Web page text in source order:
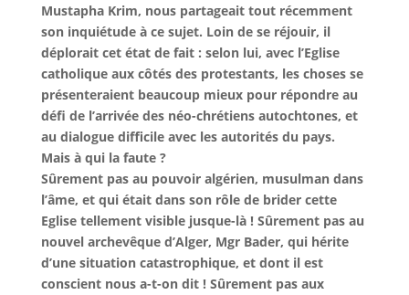
Mustapha Krim, nous partageait tout récemment
son inquiétude à ce sujet. Loin de se réjouir, il
déplorait cet état de fait : selon lui, avec l’Eglise
catholique aux côtés des protestants, les choses se
présenteraient beaucoup mieux pour répondre au
défi de l’arrivée des néo-chrétiens autochtones, et
au dialogue difficile avec les autorités du pays.
Mais à qui la faute ?
Sûrement pas au pouvoir algérien, musulman dans
l’âme, et qui était dans son rôle de brider cette
Eglise tellement visible jusque-là ! Sûrement pas au
nouvel archevêque d’Alger, Mgr Bader, qui hérite
d’une situation catastrophique, et dont il est
conscient nous a-t-on dit ! Sûrement pas aux